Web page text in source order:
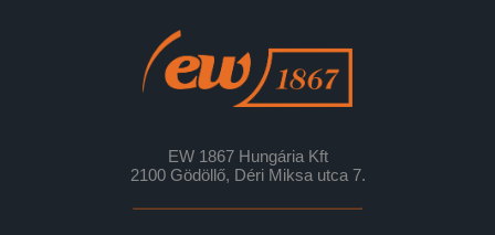
EW 1867 Hungária Kft
2100 Gödöllő, Déri Miksa utca 7.